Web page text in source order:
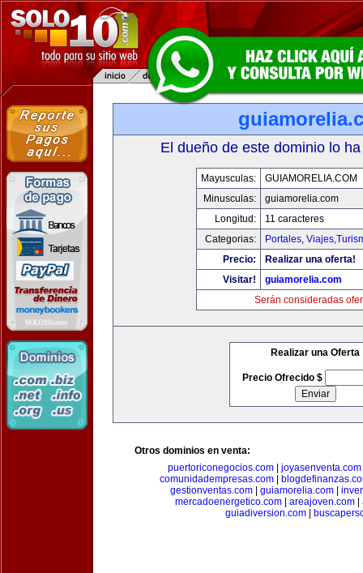
El dueño de este dominio lo
Mayusculas:
GUIAMORELIA.COM
Minusculas:
guiamorelia.com
Longitud:
11 caracteres
Categorias:
Portales,
Precio:
Realizar una oferta!
Visitar!
guiamorelia.com
Serán consideradas
Realizar una Oferta
Precio Ofrecido $
Otros dominios en venta:
puertoriconegocios.com
joyasenventa.com
comunidadempresas.com|
gestionventas.com| guiamorelia.com|
mercadoenergetico.com| areajoven.com|
guiadiversion.com